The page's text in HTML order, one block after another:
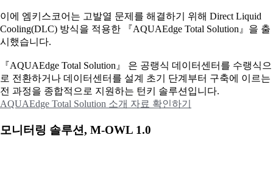
이에 엠키스코어는 고발열 문제를 해결하기 위해 Direct Liquid
Cooling(DLC) 방식을 적용한 『AQUAEdge Total Solution』을 출
시했습니다.
『AQUAEdge Total Solution』 은 공랭식 데이터센터를 수랭식으
로 전환하거나 데이터센터를 설계 초기 단계부터 구축에 이르는
전 과정을 종합적으로 지원하는 턴키 솔루션입니다.
AQUAEdge Total Solution 소개 자료 확인하기
모니터링 솔루션, M-OWL 1.0